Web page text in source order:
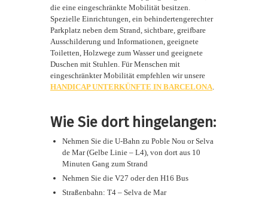
die eine eingeschränkte Mobilität besitzen.
Spezielle Einrichtungen, ein behindertengerechter
Parkplatz neben dem Strand, sichtbare, greifbare
Ausschilderung und Informationen, geeignete
Toiletten, Holzwege zum Wasser und geeignete
Duschen mit Stuhlen. Für Menschen mit
eingeschränkter Mobilität empfehlen wir unsere
HANDICAP UNTERKÜNFTE IN BARCELONA.
Wie Sie dort hingelangen:
Nehmen Sie die U-Bahn zu Poble Nou or Selva
de Mar (Gelbe Linie – L4), von dort aus 10
Minuten Gang zum Strand
Nehmen Sie die V27 oder den H16 Bus
Straßenbahn: T4 – Selva de Mar